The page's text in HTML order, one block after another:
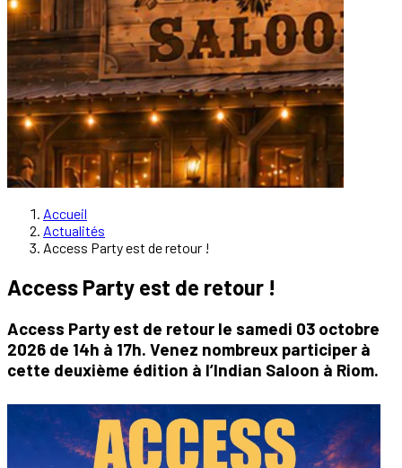
Accueil
Actualités
Access Party est de retour !
Access Party est de retour !
Access Party est de retour le samedi 03 octobre
2026 de 14h à 17h. Venez nombreux participer à
cette deuxième édition à l’Indian Saloon à Riom.